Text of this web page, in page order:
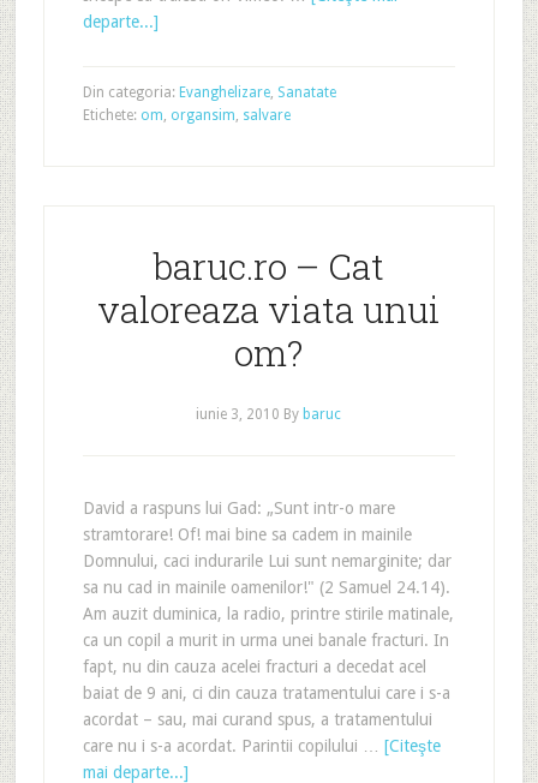
departe...]
Din categoria: Evanghelizare, Sanatate
Etichete: om, organsim, salvare
baruc.ro – Cat
valoreaza viata unui
om?
iunie 3, 2010 By baruc
David a raspuns lui Gad: „Sunt intr-o mare
stramtorare! Of! mai bine sa cadem in mainile
Domnului, caci indurarile Lui sunt nemarginite; dar
sa nu cad in mainile oamenilor!" (2 Samuel 24.14).
Am auzit duminica, la radio, printre stirile matinale,
ca un copil a murit in urma unei banale fracturi. In
fapt, nu din cauza acelei fracturi a decedat acel
baiat de 9 ani, ci din cauza tratamentului care i s-a
acordat – sau, mai curand spus, a tratamentului
care nu i s-a acordat. Parintii copilului … [Citeşte
mai departe...]